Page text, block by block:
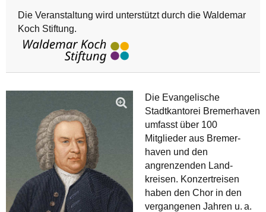
Die Veranstaltung wird unterstützt durch die Waldemar
Koch Stiftung.
Die Evangelische
Stadtkantorei Bremerhaven
umfasst über 100
Mitglieder aus Bremer­
haven und den
angrenzenden Land­
kreisen. Konzertreisen
haben den Chor in den
vergangenen Jahren u. a.